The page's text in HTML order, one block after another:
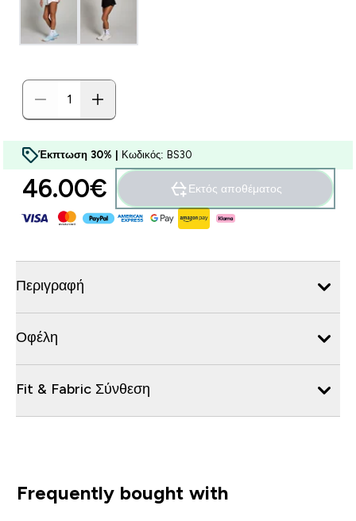
Έκπτωση 30% | Κωδικός: BS30
46.00€‎ Εκτός αποθέματος
Περιγραφή
Οφέλη
Fit & Fabric Σύνθεση
Frequently bought with